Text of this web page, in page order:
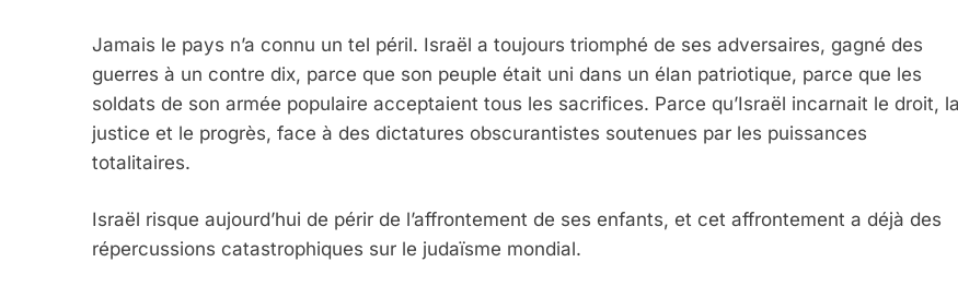
Jamais le pays n’a connu un tel péril. Israël a toujours triomphé de ses adversaires, gagné des
guerres à un contre dix, parce que son peuple était uni dans un élan patriotique, parce que les
soldats de son armée populaire acceptaient tous les sacrifices. Parce qu’Israël incarnait le droit, la
justice et le progrès, face à des dictatures obscurantistes soutenues par les puissances
totalitaires.
Israël risque aujourd’hui de périr de l’affrontement de ses enfants, et cet affrontement a déjà des
répercussions catastrophiques sur le judaïsme mondial.
2025, L’année La Plus Meurtrière Selon Le Rapport D’ADL Contre